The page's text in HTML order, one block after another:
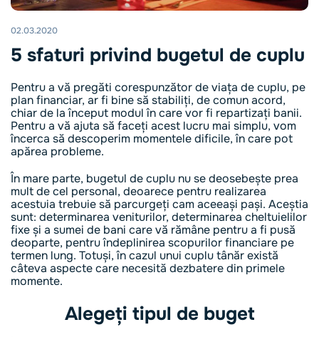
02.03.2020
5 sfaturi privind bugetul de cuplu
Pentru a vă pregăti corespunzător de viața de cuplu, pe
plan financiar, ar fi bine să stabiliți, de comun acord,
chiar de la început modul în care vor fi repartizați banii.
Pentru a vă ajuta să faceți acest lucru mai simplu, vom
încerca să descoperim momentele dificile, în care pot
apărea probleme.
În mare parte, bugetul de cuplu nu se deosebește prea
mult de cel personal, deoarece pentru realizarea
acestuia trebuie să parcurgeți cam aceeași pași. Aceștia
sunt: determinarea veniturilor, determinarea cheltuielilor
fixe și a sumei de bani care vă rămâne pentru a fi pusă
deoparte, pentru îndeplinirea scopurilor financiare pe
termen lung. Totuși, în cazul unui cuplu tânăr există
câteva aspecte care necesită dezbatere din primele
momente.
Alegeți tipul de buget